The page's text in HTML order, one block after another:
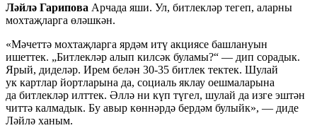
Ләйлә Гарипова Арчада яши. Ул, битлекләр тегеп, аларны
мохтаҗларга өләшкән.
«Мәчеттә мохтаҗларга ярдәм итү акциясе башлануын
ишеттек. „Битлекләр алып килсәк буламы?“ — дип сорадык.
Ярый, диделәр. Ирем белән 30-35 битлек тектек. Шулай
ук картлар йортларына да, социаль яклау оешмаларына
да битлекләр илттек. Әллә ни күп түгел, шулай да изге эштән
читтә калмадык. Бу авыр көннәрдә бердәм булыйк», — диде
Ләйлә ханым.